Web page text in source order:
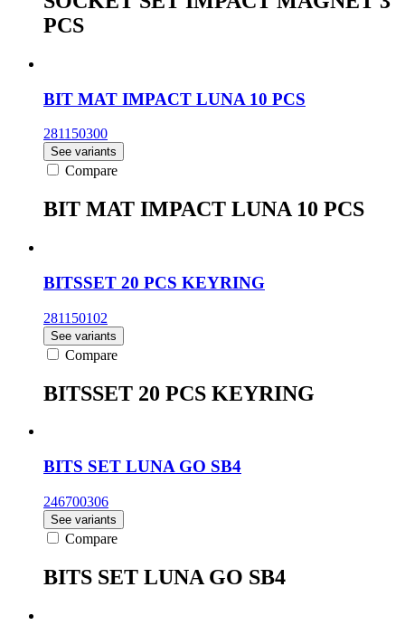
PCS
BIT MAT IMPACT LUNA 10 PCS
281150300
See variants
Compare
BIT MAT IMPACT LUNA 10 PCS
BITSSET 20 PCS KEYRING
281150102
See variants
Compare
BITSSET 20 PCS KEYRING
BITS SET LUNA GO SB4
246700306
See variants
Compare
BITS SET LUNA GO SB4